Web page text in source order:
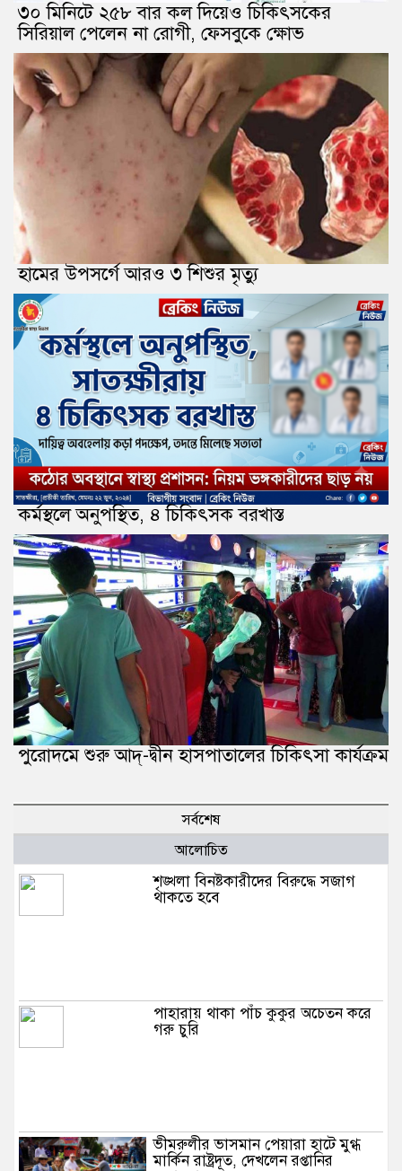
৩০ মিনিটে ২৫৮ বার কল দিয়েও চিকিৎসকের
সিরিয়াল পেলেন না রোগী, ফেসবুকে ক্ষোভ
হামের উপসর্গে আরও ৩ শিশুর মৃত্যু
কর্মস্থলে অনুপস্থিত, ৪ চিকিৎসক বরখাস্ত
পুরোদমে শুরু আদ্-দ্বীন হাসপাতালের চিকিৎসা কার্যক্রম
সর্বশেষ
আলোচিত
শৃঙ্খলা বিনষ্টকারীদের বিরুদ্ধে সজাগ
থাকতে হবে
পাহারায় থাকা পাঁচ কুকুর অচেতন করে
গরু চুরি
ভীমরুলীর ভাসমান পেয়ারা হাটে মুগ্ধ
মার্কিন রাষ্ট্রদূত, দেখলেন রপ্তানির